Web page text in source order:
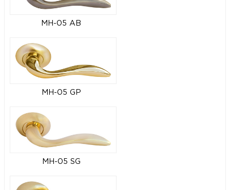
MH-05 AB
MH-05 GP
MH-05 SG